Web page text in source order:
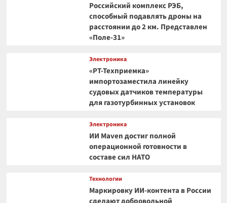
Российский комплекс РЭБ,
способный подавлять дроны на
расстоянии до 2 км. Представлен
«Поле-31»
Электроника
«РТ-Техприемка»
импортозаместила линейку
судовых датчиков температуры
для газотурбинных установок
Электроника
ИИ Maven достиг полной
операционной готовности в
составе сил НАТО
Технологии
Маркировку ИИ-контента в России